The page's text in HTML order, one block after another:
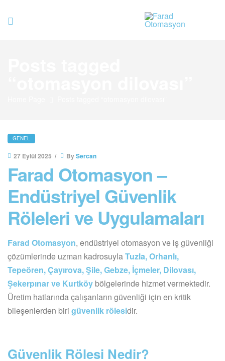
GENEL
27 Eylül 2025 BySercan
Farad Otomasyon –
Endüstriyel Güvenlik
Röleleri ve Uygulamaları
Farad Otomasyon, endüstriyel otomasyon ve iş güvenliği
çözümlerinde uzman kadrosuylaTuzla, Orhanlı,
Tepeören, Çayırova, Şile, Gebze, İçmeler, Dilovası,
Şekerpınar ve Kurtköy bölgelerinde hizmet vermektedir.
Üretim hatlarında çalışanların güvenliği için en kritik
bileşenlerden biri güvenlik rölesidir.
Güvenlik Rölesi Nedir?